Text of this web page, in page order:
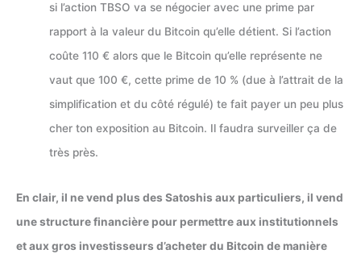
si l’action TBSO va se négocier avec une prime par
rapport à la valeur du Bitcoin qu’elle détient. Si l’action
coûte 110 € alors que le Bitcoin qu’elle représente ne
vaut que 100 €, cette prime de 10 % (due à l’attrait de la
simplification et du côté régulé) te fait payer un peu plus
cher ton exposition au Bitcoin. Il faudra surveiller ça de
très près.
En clair, il ne vend plus des Satoshis aux particuliers, il vend
une structure financière pour permettre aux institutionnels
et aux gros investisseurs d’acheter du Bitcoin de manière